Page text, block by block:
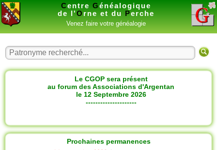
Centre Généalogique
de l'O rne et du Perche
Venez faire votre généalogie
Le CGOP sera présent
au forum des Associations d'Argentan
le 12 Septembre 2026
---------------------
Prochaines permanences